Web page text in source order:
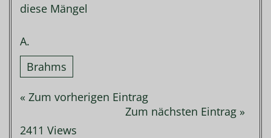
diese Mängel
A.
Brahms
« Zum vorherigen Eintrag
Zum nächsten Eintrag »
2411 Views